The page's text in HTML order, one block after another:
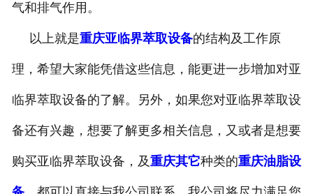
气和排气作用。
以上就是重庆亚临界萃取设备的结构及工作原
理，希望大家能凭借这些信息，能更进一步增加对亚
临界萃取设备的了解。另外，如果您对亚临界萃取设
备还有兴趣，想要了解更多相关信息，又或者是想要
购买亚临界萃取设备，及重庆其它种类的重庆油脂设